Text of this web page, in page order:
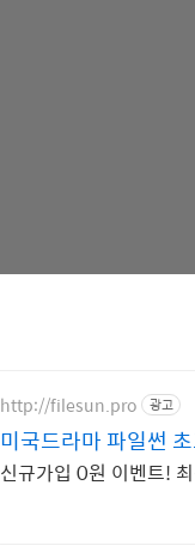
http://filesun.pro 광고
미국드라마 파일썬
신규가입 0원 이벤트!